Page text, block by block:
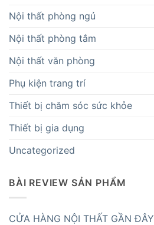
Nội thất phòng ngủ
Nội thất phòng tắm
Nội thất văn phòng
Phụ kiện trang trí
Thiết bị chăm sóc sức khỏe
Thiết bị gia dụng
Uncategorized
BÀI REVIEW SẢN PHẨM
CỬA HÀNG NỘI THẤT GẦN ĐÂY